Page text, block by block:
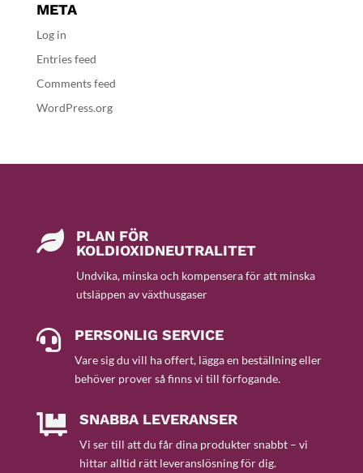
META
Log in
Entries feed
Comments feed
WordPress.org

PLAN FÖR
KOLDIOXIDNEUTRALITET
Undvika, minska och kompensera för att minska
utsläppen av växthusgaser
 PERSONLIG SERVICE
Vare sig du vill ha offert, lägga en beställning eller
behöver prover så finns vi till förfogande.
 SNABBA LEVERANSER
Vi ser till att du får dina produkter snabbt – vi
hittar alltid rätt leveranslösning för dig.